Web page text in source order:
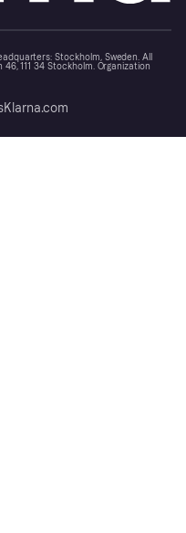
Stockholm, Sweden. All
111 34 Stockholm. Organization
Klarna.com